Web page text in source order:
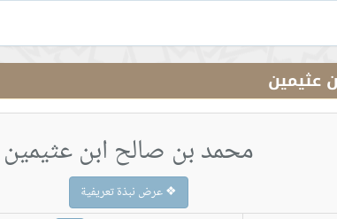
عثيمين
محمد بن صالح ابن عثيمين
❖ عرض نبذة تعريفية